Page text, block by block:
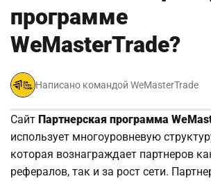
программе
WeMasterTrade?
Написано командой WeMasterTrade
Сайт Партнерская программа
использует многоуровневую
которая вознаграждает партнеров
рефералов, так и за рост сети.